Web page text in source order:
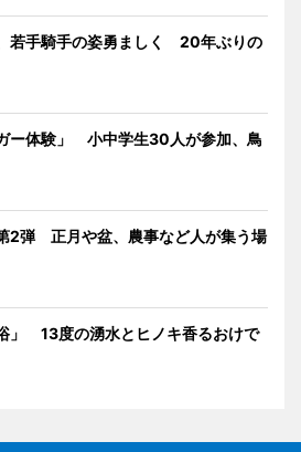
若手騎手の姿勇ましく 20年ぶりの
ー体験」 小中学生30人が参加、鳥
2弾 正月や盆、農事など人が集う場
」 13度の湧水とヒノキ香るおけで